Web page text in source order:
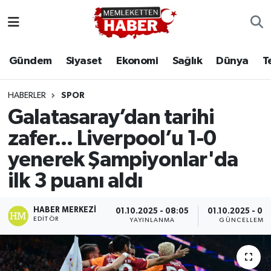
Gündem Siyaset Ekonomi Sağlık Dünya
HABERLER SPOR
Galatasaray’dan tarihi
zafer... Liverpool’u 1-0
yenerek Şampiyonlar'da
ilk 3 puanı aldı
HABER MERKEZI
EDITÖR
01.10.2025 - 08:05
YAYINLANMA
01.10.2025 -
GÜNCELLEME